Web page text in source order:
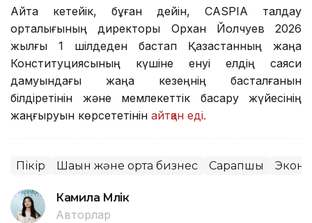
Айта кетейік, бұған дейін, CASPIA талдау
орталығының директоры Орхан Йолчуев 2026
жылғы 1 шілдеден бастап Қазақстанның жаңа
Конституциясының күшіне енуі елдің саяси
дамуындағы жаңа кезеңнің басталғанын
білдіретінін және мемлекеттік басқару жүйесінің
жаңғыруын көрсететінін айтқан еді.
Пікір Шағын және орта бизнес Сарапшы
Камила Мүлік
Авторлар